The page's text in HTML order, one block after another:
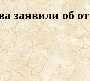
заявили об